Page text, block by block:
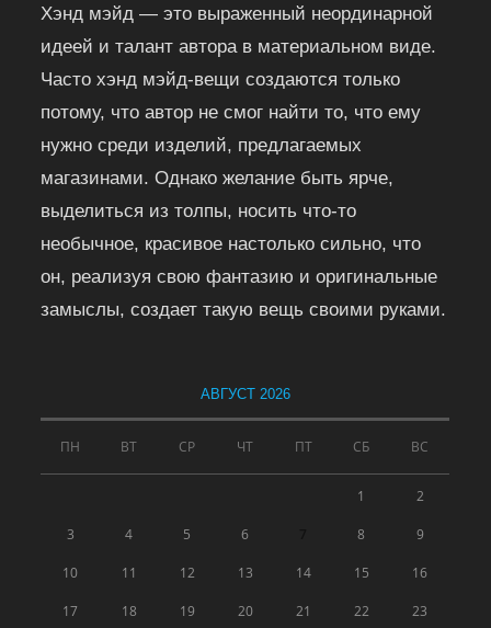
Хэнд мэйд — это выраженный неординарной
идеей и талант автора в материальном виде.
Часто хэнд мэйд-вещи создаются только
потому, что автор не смог найти то, что ему
нужно среди изделий, предлагаемых
магазинами. Однако желание быть ярче,
выделиться из толпы, носить что-то
необычное, красивое настолько сильно, что
он, реализуя свою фантазию и оригинальные
замыслы, создает такую вещь своими руками.
АВГУСТ 2026
ПН ВТ СР ЧТ ПТ СБ ВС
1 2
3 4 5 6 8 9
10 11 12 13 14 15 16
17 18 19 20 21 22 23